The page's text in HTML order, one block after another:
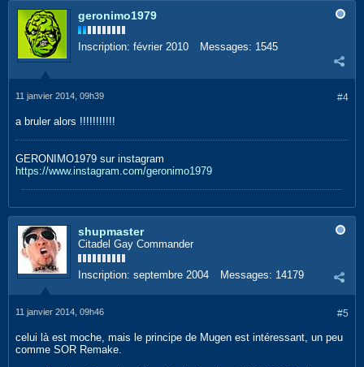
geronimo1979
Inscription: février 2010 Messages: 1545
#4
11 janvier 2014, 09h39
a bruler alors !!!!!!!!!!!
GERONIMO1979 sur instagram
https://www.instagram.com/geronimo1979
shupmaster
Citadel Gay Commander
Inscription: septembre 2004 Messages: 14179
#5
11 janvier 2014, 09h46
celui là est moche, mais le principe de Mugen est intéressant, un peu
comme SOR Remake.